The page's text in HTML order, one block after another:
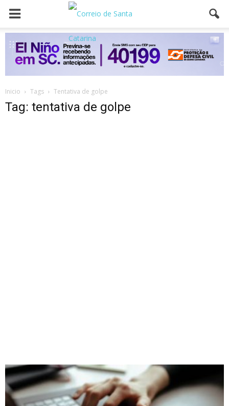
Inicio Tags Tentativa de golpe
Tag: tentativa de golpe